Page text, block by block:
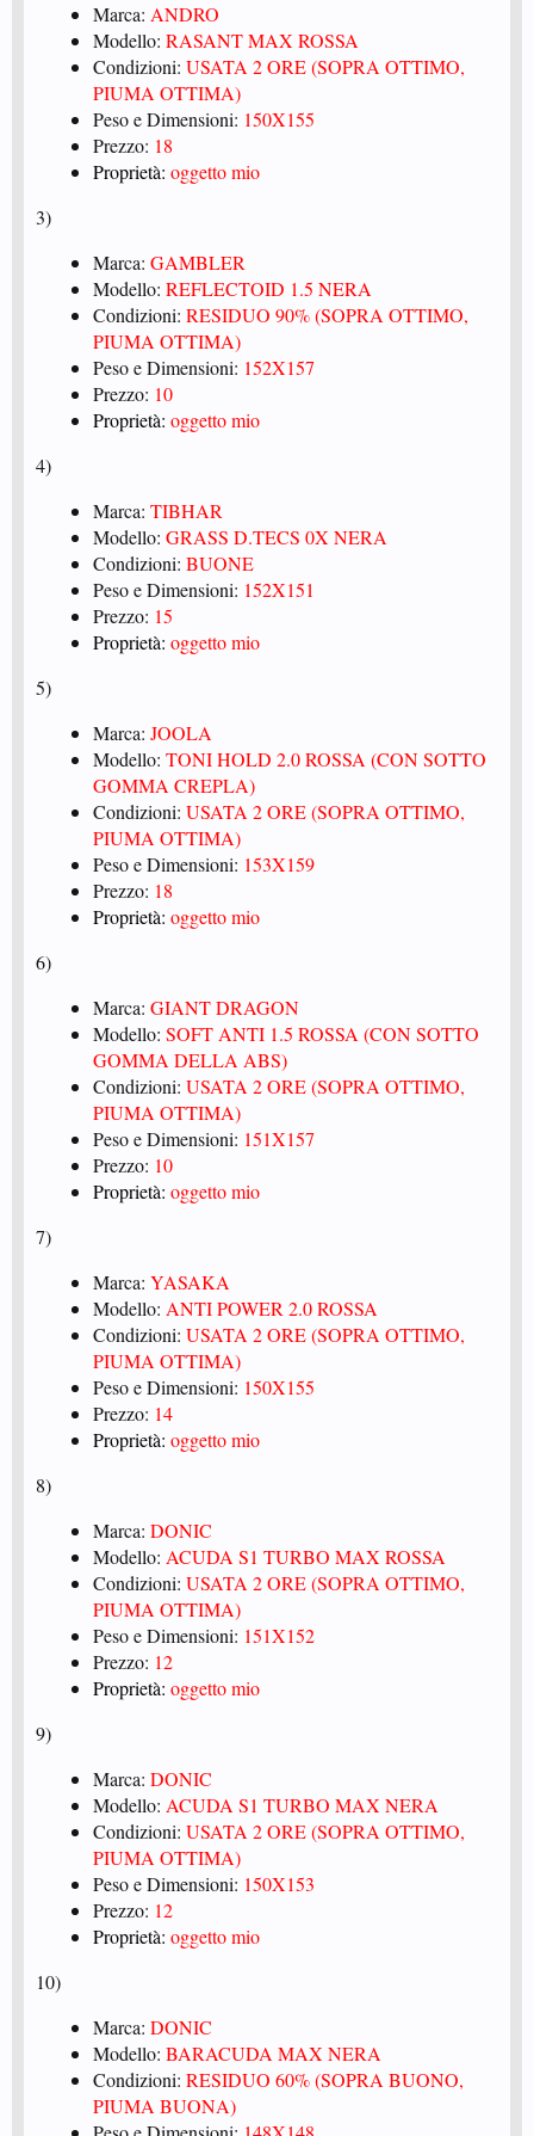
Marca: ANDRO
Modello: RASANT MAX ROSSA
Condizioni: USATA 2 ORE (SOPRA OTTIMO,
PIUMA OTTIMA)
Peso e Dimensioni: 150X155
Prezzo: 18
Proprietà: oggetto mio
3)
Marca: GAMBLER
Modello: REFLECTOID 1.5 NERA
Condizioni: RESIDUO 90% (SOPRA OTTIMO,
PIUMA OTTIMA)
Peso e Dimensioni: 152X157
Prezzo: 10
Proprietà: oggetto mio
4)
Marca: TIBHAR
Modello: GRASS D.TECS 0X NERA
Condizioni: BUONE
Peso e Dimensioni: 152X151
Prezzo: 15
Proprietà: oggetto mio
5)
Marca: JOOLA
Modello: TONI HOLD 2.0 ROSSA (CON SOTTO
GOMMA CREPLA)
Condizioni: USATA 2 ORE (SOPRA OTTIMO,
PIUMA OTTIMA)
Peso e Dimensioni: 153X159
Prezzo: 18
Proprietà: oggetto mio
6)
Marca: GIANT DRAGON
Modello: SOFT ANTI 1.5 ROSSA (CON SOTTO
GOMMA DELLA ABS)
Condizioni: USATA 2 ORE (SOPRA OTTIMO,
PIUMA OTTIMA)
Peso e Dimensioni: 151X157
Prezzo: 10
Proprietà: oggetto mio
7)
Marca: YASAKA
Modello: ANTI POWER 2.0 ROSSA
Condizioni: USATA 2 ORE (SOPRA OTTIMO,
PIUMA OTTIMA)
Peso e Dimensioni: 150X155
Prezzo: 14
Proprietà: oggetto mio
8)
Marca: DONIC
Modello: ACUDA S1 TURBO MAX ROSSA
Condizioni: USATA 2 ORE (SOPRA OTTIMO,
PIUMA OTTIMA)
Peso e Dimensioni: 151X152
Prezzo: 12
Proprietà: oggetto mio
9)
Marca: DONIC
Modello: ACUDA S1 TURBO MAX NERA
Condizioni: USATA 2 ORE (SOPRA OTTIMO,
PIUMA OTTIMA)
Peso e Dimensioni: 150X153
Prezzo: 12
Proprietà: oggetto mio
10)
Marca: DONIC
Modello: BARACUDA MAX NERA
Condizioni: RESIDUO 60% (SOPRA BUONO,
PIUMA BUONA)